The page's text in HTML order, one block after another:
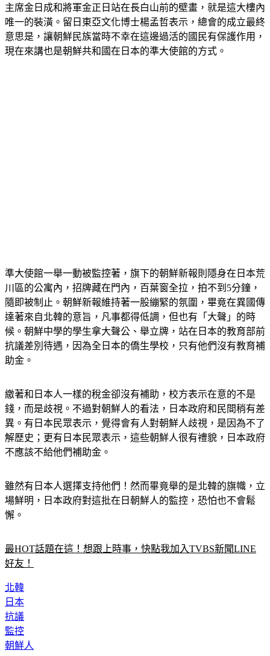
入朝鮮總聯的台灣媒體，和他們的國際部長會面。而這片北韓
主席金日成和將軍金正日站在長白山前的壁畫，就是這大樓內
唯一的裝潢。留日東亞文化博士楊孟哲表示，總會的成立最終
意思是，讓朝鮮民族當時不幸在這邊過活的國民有保護作用，
準大使館一舉一動被監控著，旗下的朝鮮新報則隱身在日本荒
川區的公寓內，招牌藏在門內，百葉窗全拉，拍不到5分鐘，
隨即被制止。朝鮮新報維持著一股繃緊的氛圍，畢竟在異國傳
達著來自北韓的意旨，凡事都得低調，但也有「大聲」的時
候。朝鮮中學的學生拿大聲公、舉立牌，站在日本的教育部前
抗議差別待遇，因為全日本的僑生學校，只有他們沒有教育補
繳著和日本人一樣的稅金卻沒有補助，校方表示在意的不是
錢，而是歧視。不過對朝鮮人的看法，日本政府和民間稍有差
異。有日本民眾表示，覺得會有人對朝鮮人歧視，是因為不了
解歷史；更有日本民眾表示，這些朝鮮人很有禮貌，日本政府
雖然有日本人選擇支持他們！然而畢竟舉的是北韓的旗幟，立
場鮮明，日本政府對這批在日朝鮮人的監控，恐怕也不會鬆
最HOT話題在這！想跟上時事，快點我加入TVBS新聞LINE
北韓
日本
抗議
監控